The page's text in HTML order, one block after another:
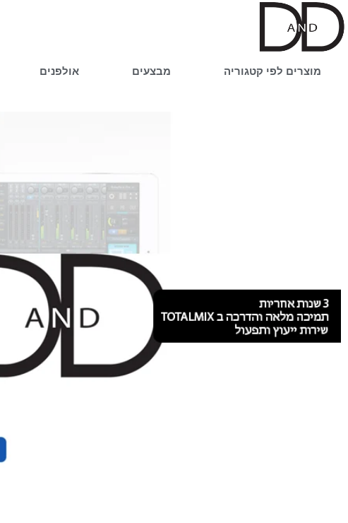
דילוג
לתוכן
מוצרים לפי קטגוריה מבצעים אולפנים